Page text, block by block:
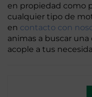
en propiedad como
cualquier tipo de
en contacto con
animas a buscar
acople a tus